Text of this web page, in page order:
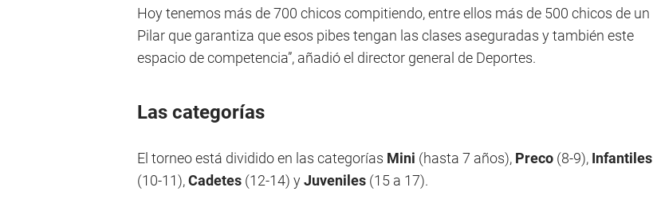
Hoy tenemos más de 700 chicos compitiendo, entre ellos más de 500 chicos de un
Pilar que garantiza que esos pibes tengan las clases aseguradas y también este
espacio de competencia”, añadió el director general de Deportes.
Las categorías
El torneo está dividido en las categorías Mini (hasta 7 años), Preco (8-9), Infantiles
(10-11),Cadetes (12-14) yJuveniles (15 a 17).